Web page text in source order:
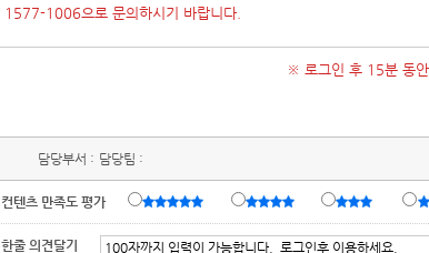
1577-1006으로 문의하시기 바랍니다.
※ 로그인 후 15분 동안
담당부서 : 담당팀 :
컨텐츠 만족도 평가
한줄 의견달기